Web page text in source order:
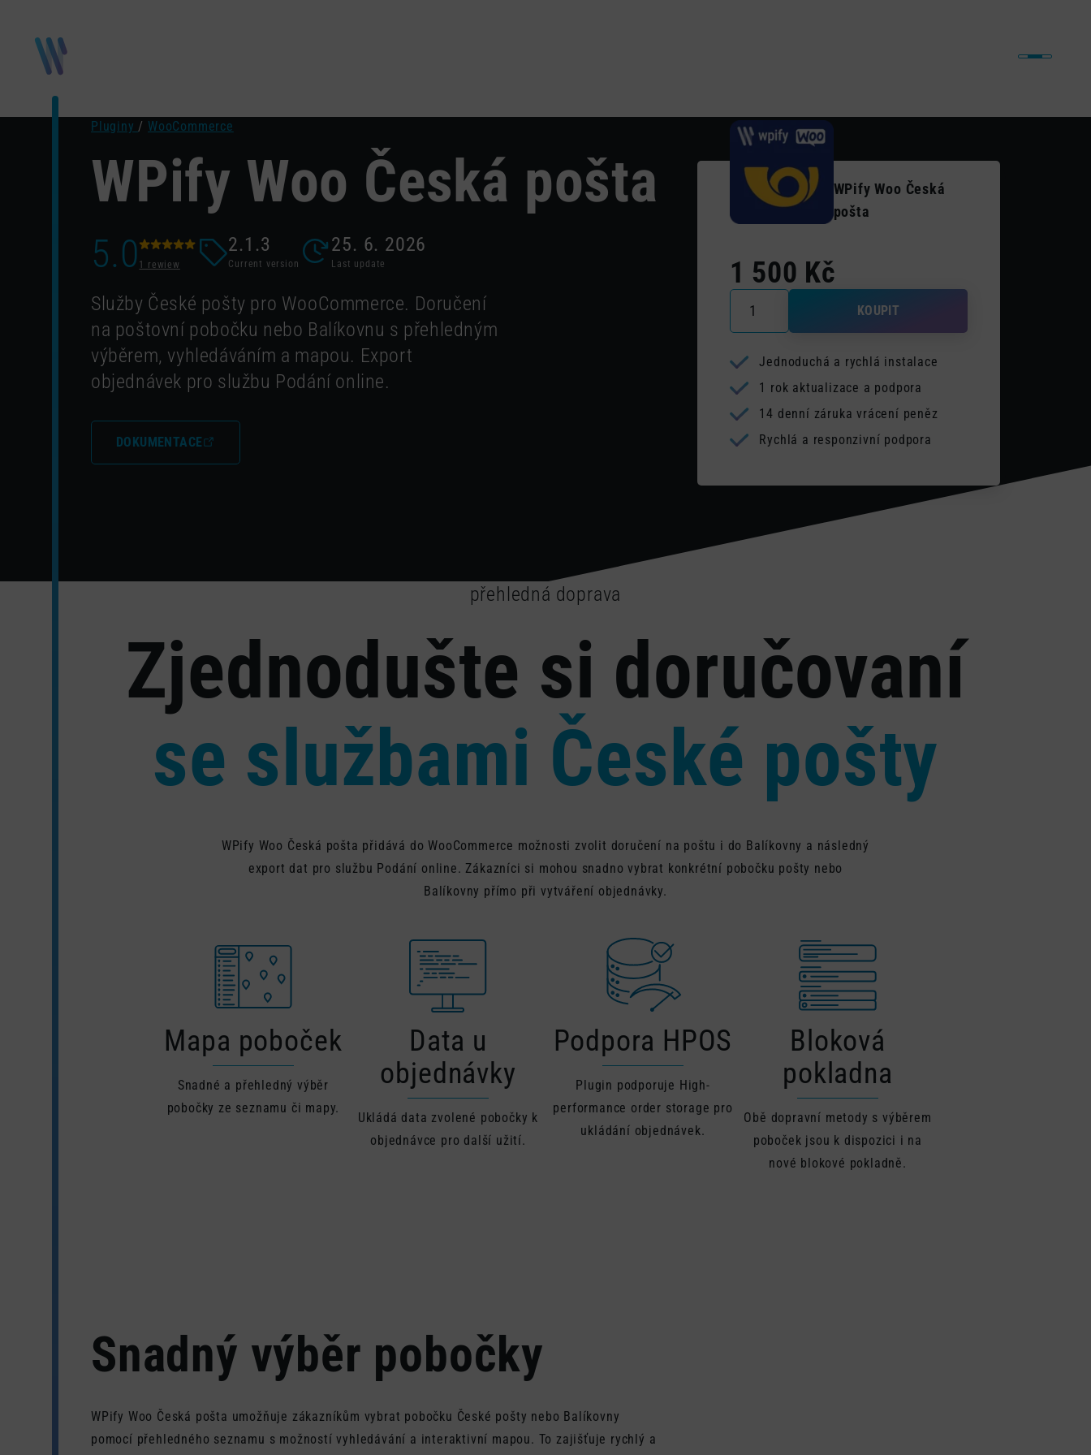
Pluginy / WooCommerce
WPify Woo Česká pošta
5.0 1 rewiew
2.1.3
Current version
25. 6. 2026
Last update
Služby České pošty pro WooCommerce. Doručení
na poštovní pobočku nebo Balíkovnu s přehledným
výběrem, vyhledáváním a mapou. Export
objednávek pro službu Podání online.
DOKUMENTACE
WPify Woo Česká
pošta
1 500 Kč
WPify Woo Česká pošta množství
KOUPIT
Jednoduchá a rychlá instalace
1 rok aktualizace a podpora
14 denní záruka vrácení peněz
Rychlá a responzivní podpora
přehledná doprava
Zjednodušte si doručovaní
se službami České pošty
WPify Woo Česká pošta přidává do WooCommerce možnosti zvolit doručení na poštu i do Balíkovny a následný
export dat pro službu Podání online. Zákazníci si mohou snadno vybrat konkrétní pobočku pošty nebo
Balíkovny přímo při vytváření objednávky.
Mapa poboček
Snadné a přehledný výběr
pobočky ze seznamu či mapy.
Data u
objednávky
Ukládá data zvolené pobočky k
objednávce pro další užití.
Podpora HPOS
Plugin podporuje High-
performance order storage pro
ukládání objednávek.
Bloková
pokladna
Obě dopravní metody s výběrem
poboček jsou k dispozici i na
nové blokové pokladně.
Snadný výběr pobočky
WPify Woo Česká pošta umožňuje zákazníkům vybrat pobočku České pošty nebo Balíkovny
pomocí přehledného seznamu s možností vyhledávání a interaktivní mapou. To zajišťuje rychlý a